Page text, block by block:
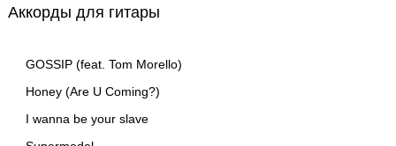
Аккорды для гитары
GOSSIP (feat. Tom Morello)
Honey (Are U Coming?)
I wanna be your slave